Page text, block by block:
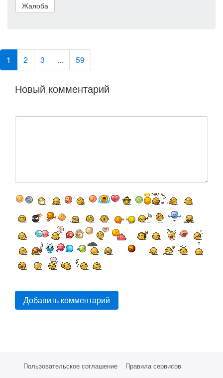
Жалоба
1 2 3 ... 59
Новый комментарий
Добавить комментарий
Пользовательское соглашение Правила сервисов